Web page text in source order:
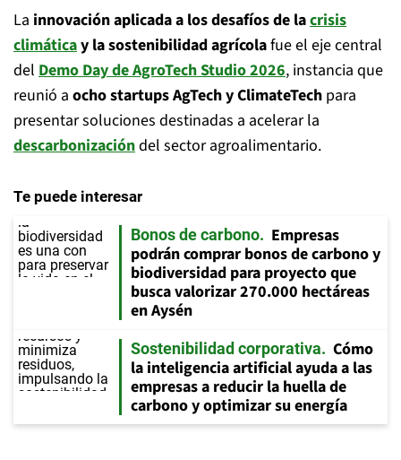
La innovación aplicada a los desafíos de lacrisis
climáticay la sostenibilidad agrícolafue el eje central
del Demo Day de AgroTech Studio 2026, instancia que
reunió a ocho startups AgTech y ClimateTech para
presentar soluciones destinadas a acelerar la
descarbonizacióndel sector agroalimentario.
Te puede interesar
Bonos de carbono
Empresas
podrán comprar bonos de carbono y
biodiversidad para proyecto que
busca valorizar 270.000 hectáreas
en Aysén
Sostenibilidad corporativa
Cómo
la inteligencia artificial ayuda a las
empresas a reducir la huella de
carbono y optimizar su energía